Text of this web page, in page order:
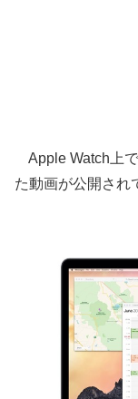
Apple Watch上
た動画が公開され